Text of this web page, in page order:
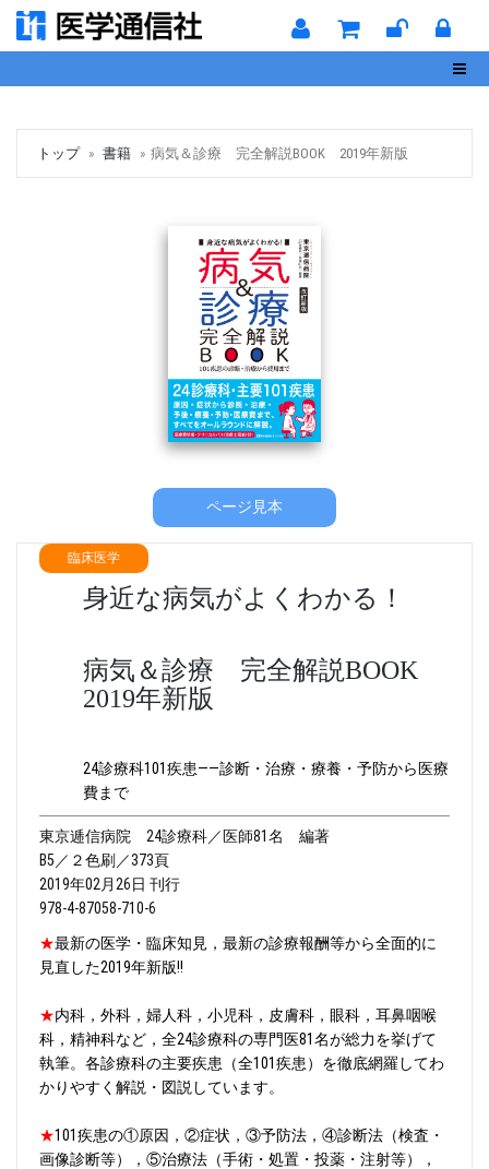
トップ 書籍 病気＆診療 完全解説BOOK 2019年新版
ページ見本
臨床医学
身近な病気がよくわかる！
病気＆診療 完全解説BOOK
2019年新版
24診療科101疾患――診断・治療・療養・予防から医療
費まで
東京逓信病院 24診療科／医師81名 編著
B5／２色刷／373頁
2019年02月26日 刊行
978-4-87058-710-6
★最新の医学・臨床知見，最新の診療報酬等から全面的に
見直した2019年新版!!
★内科，外科，婦人科，小児科，皮膚科，眼科，耳鼻咽喉
科，精神科など，全24診療科の専門医81名が総力を挙げて
執筆。各診療科の主要疾患（全101疾患）を徹底網羅してわ
かりやすく解説・図説しています。
★101疾患の①原因，②症状，③予防法，④診断法（検査・
画像診断等），⑤治療法（手術・処置・投薬・注射等），